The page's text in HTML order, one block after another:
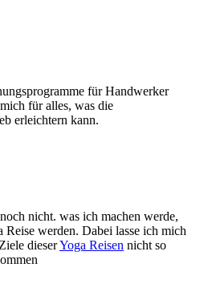
für Handwerker
für alles, was die
erleichtern kann.
nicht. was ich machen werde,
Reise werden. Dabei lasse ich mich
dieserYoga Reisen nicht so